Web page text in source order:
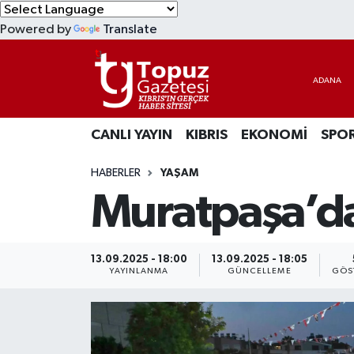
Powered by Translate
CANLI YAYIN KIBRIS EKONOMİ
HABERLER YAŞAM
13.09.2025 - 18:00
YAYINLANMA
13.09.2025 - 18:05
GÜNCELLEME
EKONOMİ
MAGAZİN
TEKNOLOJİ
TÜRKİYE
Lefkoşa Nöbetçi Eczaneler
Lefkoşa Hava Durumu
Lefkoşa Trafik Yoğunluk Haritası
Süper Lig Puan Durumu ve Fikstür
Tüm Manşetler
Son Dakika Haberleri
Haber Arşivi